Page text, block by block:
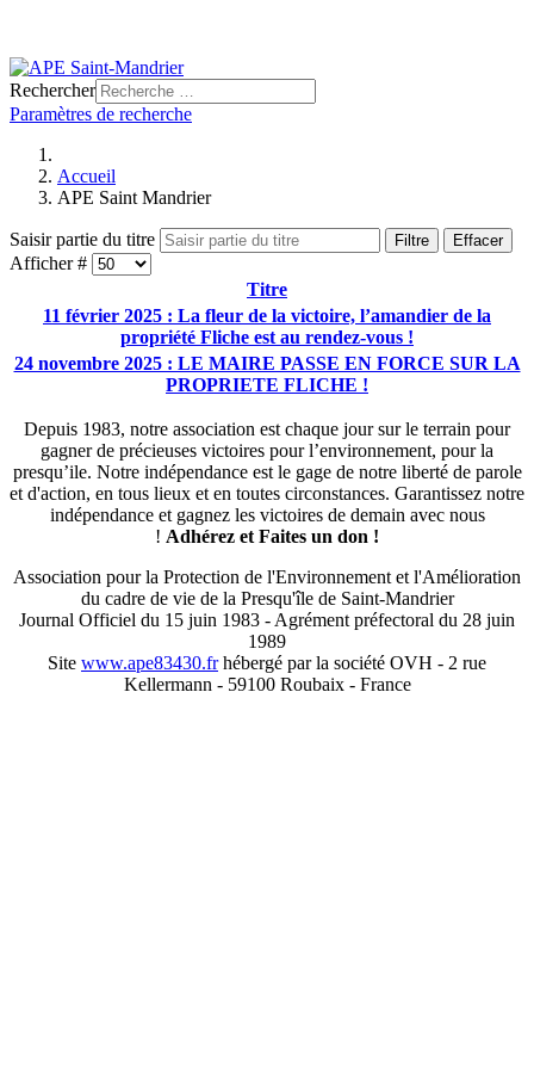
Rechercher
Paramètres de recherche
Accueil
APE Saint Mandrier
Saisir partie du titre Filtre Effacer
Afficher #
Titre
11 février 2025 : La fleur de la victoire, l’amandier de la
propriété Fliche est au rendez-vous !
24 novembre 2025 : LE MAIRE PASSE EN FORCE SUR LA
PROPRIETE FLICHE !
Depuis 1983, notre association est chaque jour sur le terrain pour
gagner de précieuses victoires pour l’environnement, pour la
presqu’ile. Notre indépendance est le gage de notre liberté de parole
et d'action, en tous lieux et en toutes circonstances. Garantissez notre
indépendance et gagnez les victoires de demain avec nous
! Adhérez et Faites un don !
Association pour la Protection de l'Environnement et l'Amélioration
du cadre de vie de la Presqu'île de Saint-Mandrier
Journal Officiel du 15 juin 1983 - Agrément préfectoral du 28 juin
1989
Site www.ape83430.frhébergé par la société OVH - 2 rue
Kellermann - 59100 Roubaix - France